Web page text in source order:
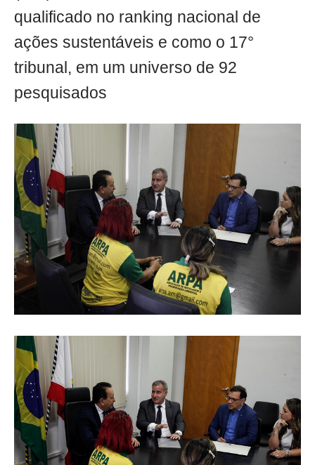
qualificado no ranking nacional de
ações sustentáveis e como o 17°
tribunal, em um universo de 92
pesquisados